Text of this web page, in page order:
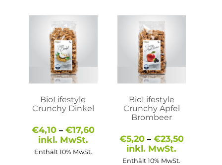
BioLifestyle
Crunchy Dinkel
€4,10 – €17,60Preisspanne:
inkl. MwSt.
Enthält 10% MwSt.
Produkt
weist
mehrere
Varianten
Optionen
auf
der
gewählt
werden
BioLifestyle
Crunchy Apfel
Brombeer
€5,20 – €23,50
inkl. MwSt.
Enthält 10% MwSt.
Produkt
weist
mehrere
Varianten
Optionen
der
Produktseite
werden